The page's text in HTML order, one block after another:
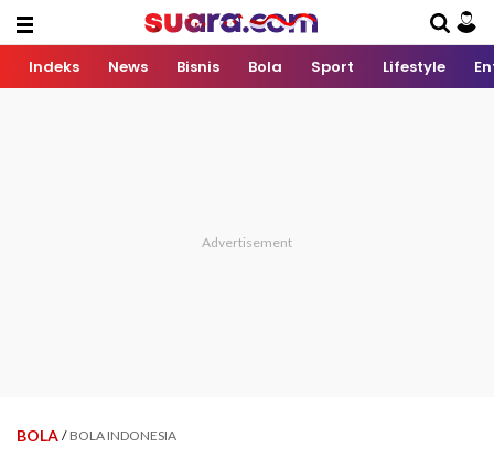
Indeks News Bisnis Bola Sport Lifestyle
BOLA / BOLA INDONESIA